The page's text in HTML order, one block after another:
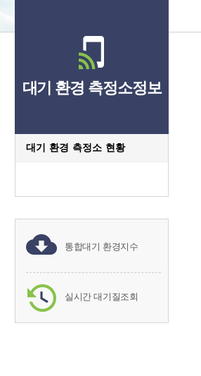
대기 환경 측정소정보
대기 환경 측정소 현황
통합대기 환경지수
실시간 대기질조회